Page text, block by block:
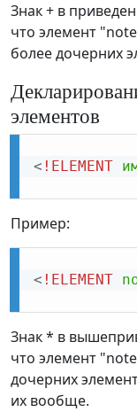
Знак + в
что элемент
более дочерних
элементов
< !ELEMENT
Пример:
< !ELEMENT
Знак * в
что элемент
дочерних
их вообще.